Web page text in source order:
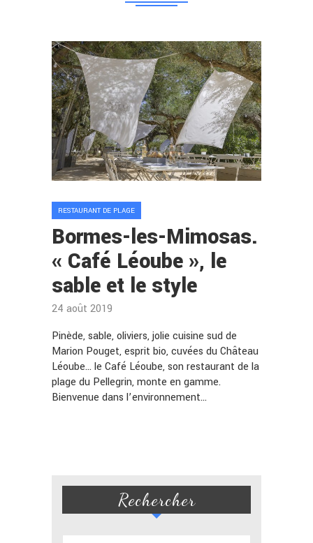
RESTAURANT DE PLAGE
Bormes-les-Mimosas.
« Café Léoube », le
sable et le style
24 août 2019
Pinède, sable, oliviers, jolie cuisine sud de
Marion Pouget, esprit bio, cuvées du Château
Léoube… le Café Léoube, son restaurant de la
plage du Pellegrin, monte en gamme.
Bienvenue dans l’environnement…
Rechercher